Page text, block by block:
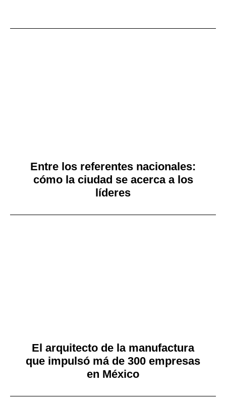
Entre los referentes nacionales:
cómo la ciudad se acerca a los
líderes
El arquitecto de la manufactura
que impulsó má de 300 empresas
en México